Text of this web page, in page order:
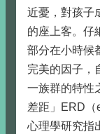
近憂，對孩子
的座上客。仔
部分在小時候
完美的因子，
一族群的特性
差距」ERD（
心理學研究指